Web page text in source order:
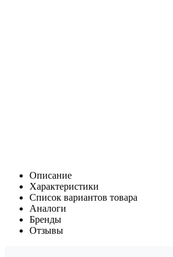
Описание
Характеристики
Список вариантов товара
Аналоги
Бренды
Отзывы